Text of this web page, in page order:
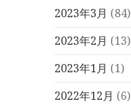
2023年3月 (84)
2023年2月 (13)
2023年1月 (1)
2022年12月 (6)